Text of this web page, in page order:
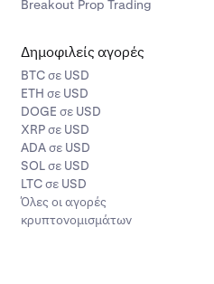
Breakout Prop Trading
Δημοφιλείς αγορές
BTC σε USD
ETH σε USD
DOGE σε USD
XRP σε USD
ADA σε USD
SOL σε USD
LTC σε USD
Όλες οι αγορές
κρυπτονομισμάτων